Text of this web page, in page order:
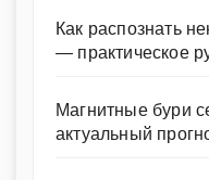
Как распознать
— практическое
Магнитные бури
актуальный